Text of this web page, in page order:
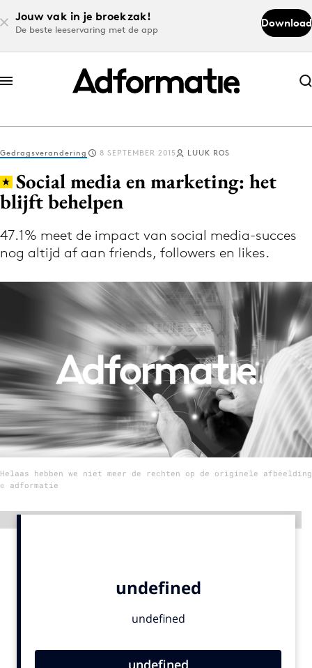
Jouw vak in je broekzak!
De beste leeservaring met de app
Download
Abonneer nu
Abonneer nu
Log in
Volg het laatste nieuws via de Adformatie
Nieuws app
Menu
Home
9 sept: GenAI-training
12 nov: MarketingLive!
Adverteren
Events
Gedragsverandering 8 SEPTEMBER 2015 LUUK ROS
Social media en marketing: het
blijft behelpen
47.1% meet de impact van social media-succes
nog altijd af aan friends, followers en likes.
Helaas hebben we niet meer de rechten op de originele afbeelding
© adformatie